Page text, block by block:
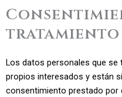
tratamiento
Los datos personales que
propios interesados y están
consentimiento prestado por